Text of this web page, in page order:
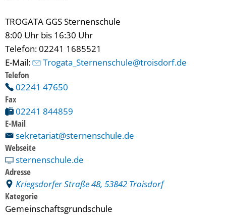
TROGATA GGS Sternenschule
8:00 Uhr bis 16:30 Uhr
Telefon: 02241 1685521
E-Mail:
Trogata_Sternenschule@troisdorf.de
Telefon
02241 47650
Fax
02241 844859
E-Mail
sekretariat@sternenschule.de
Webseite
sternenschule.de
Adresse
Kriegsdorfer Straße 48, 53842 Troisdorf
Kategorie
Gemeinschaftsgrundschule